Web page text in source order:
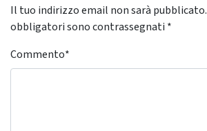
Il tuo indirizzo email non sarà pubblicato.
obbligatori sono contrassegnati *
Commento*